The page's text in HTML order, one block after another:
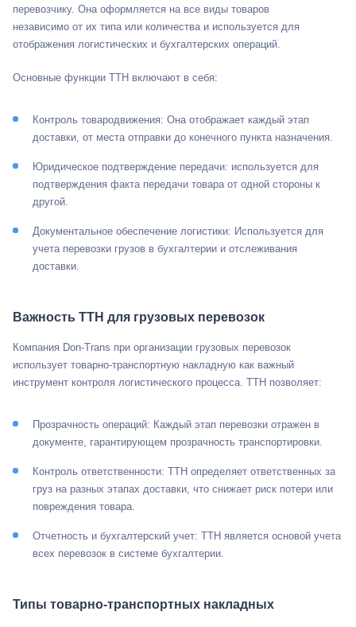
перевозчику. Она оформляется на все виды товаров
независимо от их типа или количества и используется для
отображения логистических и бухгалтерских операций.
Основные функции ТТН включают в себя:
Контроль товародвижения: Она отображает каждый этап
доставки, от места отправки до конечного пункта назначения.
Юридическое подтверждение передачи: используется для
подтверждения факта передачи товара от одной стороны к
другой.
Документальное обеспечение логистики: Используется для
учета перевозки грузов в бухгалтерии и отслеживания
доставки.
Важность ТТН для грузовых перевозок
Компания Don-Trans при организации грузовых перевозок
использует товарно-транспортную накладную как важный
инструмент контроля логистического процесса. ТТН позволяет:
Прозрачность операций: Каждый этап перевозки отражен в
документе, гарантирующем прозрачность транспортировки.
Контроль ответственности: ТТН определяет ответственных за
груз на разных этапах доставки, что снижает риск потери или
повреждения товара.
Отчетность и бухгалтерский учет: ТТН является основой учета
всех перевозок в системе бухгалтерии.
Типы товарно-транспортных накладных